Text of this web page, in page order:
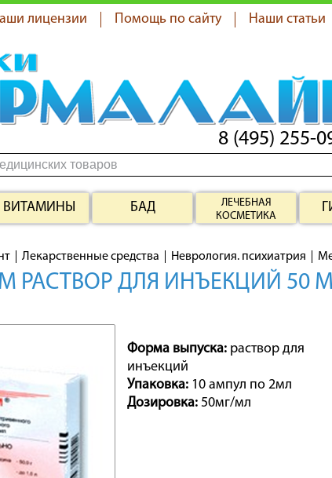
лицензии Помощь по сайту Наши статьи
8 (495) 255-
ВИТАМИНЫ БАД
ЛЕЧЕБНАЯ
КОСМЕТИКА
Лекарственные средства Неврология. психиатрия
РАСТВОР ДЛЯ ИНЪЕКЦИЙ 50
Форма выпуска: раствор для
инъекций
Упаковка: 10 ампул по 2мл
Дозировка: 50мг/мл